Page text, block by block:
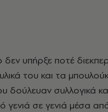
του και τα
δούλευαν συλλογικά
σε γενιά μέσα